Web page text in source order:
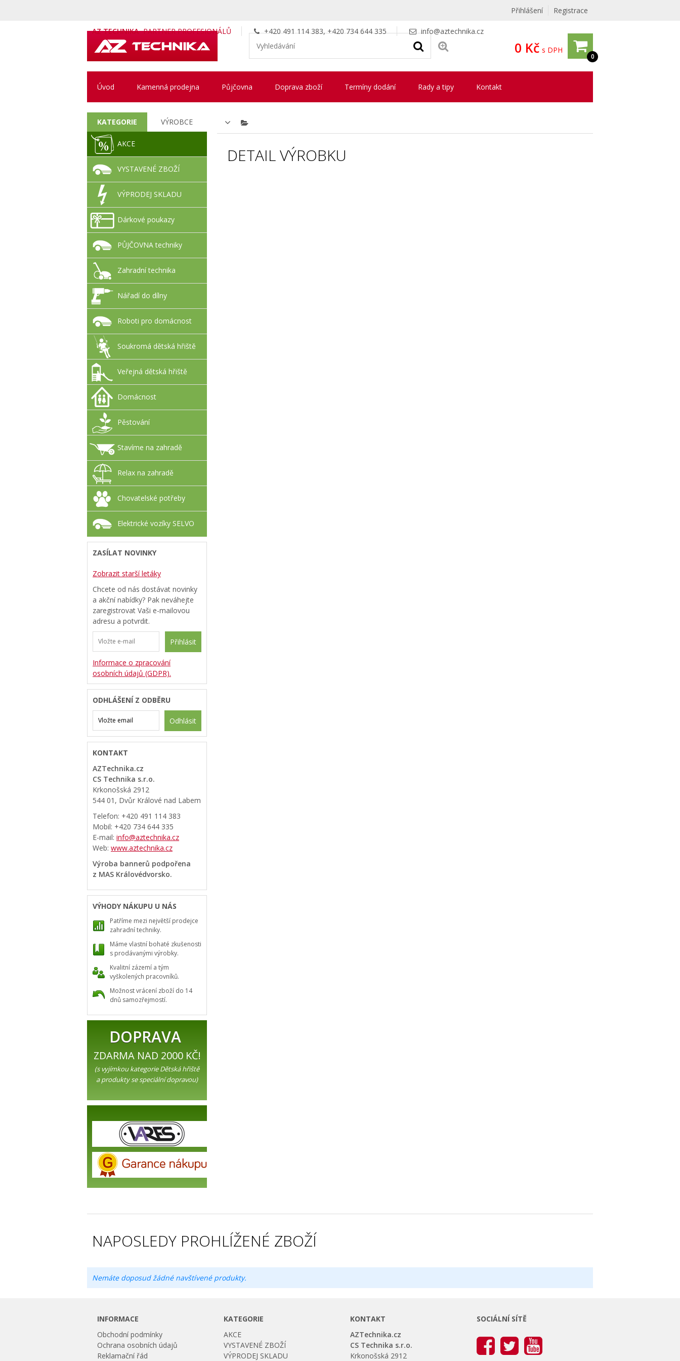
Přihlášení Registrace
AZ TECHNIKA PARTNER PROFESIONÁLŮ +420 491 114 383, +420 734 644 335 info@aztechnika.cz
0
0 Kč s DPH
Úvod Kamenná prodejna Půjčovna Doprava zboží Termíny dodání Rady a tipy Kontakt
DETAIL VÝROBKU
KATEGORIE VÝROBCE
AKCE
VYSTAVENÉ ZBOŽÍ
VÝPRODEJ SKLADU
Dárkové poukazy
PŮJČOVNA techniky
Zahradní technika
Nářadí do dílny
Roboti pro domácnost
Soukromá dětská hřiště
Veřejná dětská hřiště
Domácnost
Pěstování
Stavíme na zahradě
Relax na zahradě
Chovatelské potřeby
Elektrické vozíky SELVO
ZASÍLAT NOVINKY
Zobrazit starší letáky
Chcete od nás dostávat novinky
a akční nabídky? Pak neváhejte
zaregistrovat Vaši e-mailovou
adresu a potvrdit.
Přihlásit
Informace o zpracování
osobních údajů (GDPR).
ODHLÁŠENÍ Z ODBĚRU
Odhlásit
KONTAKT
AZTechnika.cz
CS Technika s.r.o.
Krkonošská 2912
544 01, Dvůr Králové nad Labem
Telefon: +420 491 114 383
Mobil: +420 734 644 335
E-mail: info@aztechnika.cz
Web: www.aztechnika.cz
Výroba bannerů podpořena
z MAS Královédvorsko.
VÝHODY NÁKUPU U NÁS
Patříme mezi největší prodejce
zahradní techniky.
Máme vlastní bohaté zkušenosti
s prodávanými výrobky.
Kvalitní zázemí a tým
vyškolených pracovníků.
Možnost vrácení zboží do 14
dnů samozřejmostí.
DOPRAVA
ZDARMA NAD 2000 KČ!
(s vyjímkou kategorie Dětská hřiště
a produkty se speciální dopravou)
NAPOSLEDY PROHLÍŽENÉ ZBOŽÍ
Nemáte doposud žádné navštívené produkty.
INFORMACE
Obchodní podmínky
Ochrana osobních údajů
Reklamační řád
KATEGORIE
AKCE
VYSTAVENÉ ZBOŽÍ
VÝPRODEJ SKLADU
KONTAKT
AZTechnika.cz
CS Technika s.r.o.
Krkonošská 2912
SOCIÁLNÍ SÍTĚ